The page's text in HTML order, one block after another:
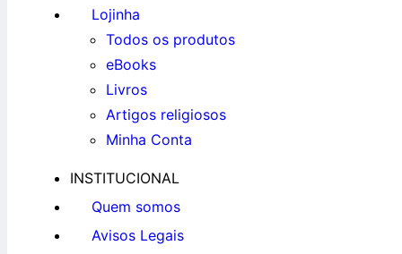
Lojinha
Todos os produtos
eBooks
Livros
Artigos religiosos
Minha Conta
INSTITUCIONAL
Quem somos
Avisos Legais